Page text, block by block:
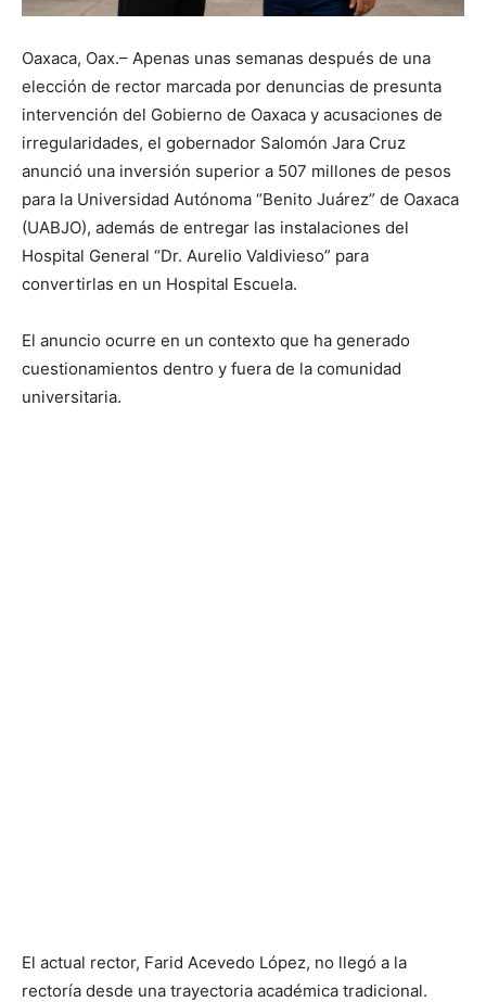
Oaxaca, Oax.– Apenas unas semanas después de una
elección de rector marcada por denuncias de presunta
intervención del Gobierno de Oaxaca y acusaciones de
irregularidades, el gobernador Salomón Jara Cruz
anunció una inversión superior a 507 millones de pesos
para la Universidad Autónoma “Benito Juárez” de Oaxaca
(UABJO), además de entregar las instalaciones del
Hospital General “Dr. Aurelio Valdivieso” para
convertirlas en un Hospital Escuela.
El anuncio ocurre en un contexto que ha generado
cuestionamientos dentro y fuera de la comunidad
universitaria.
El actual rector, Farid Acevedo López, no llegó a la
rectoría desde una trayectoria académica tradicional.